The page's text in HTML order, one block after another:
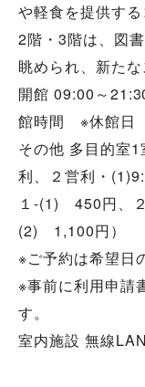
や軽食を提供する
2階・3階は、図
眺められ、新たな
開館 09:00～
館時間 ※休館
その他 多目的室
利、２営利・
１-(1) 450円、
(2) 1,100円）
※ご予約は希望日
※事前に利用申請
す。
室内施設 無線